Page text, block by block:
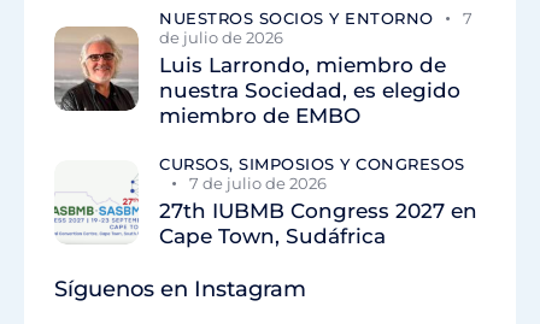
NUESTROS SOCIOS Y ENTORNO
7
de julio de 2026
Luis Larrondo, miembro de
nuestra Sociedad, es elegido
miembro de EMBO
CURSOS, SIMPOSIOS Y CONGRESOS
7 de julio de 2026
27th IUBMB Congress 2027 en
Cape Town, Sudáfrica
Síguenos en Instagram